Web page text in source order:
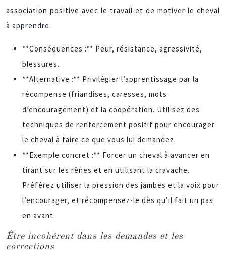
association positive avec le travail et de motiver le cheval
à apprendre.
**Conséquences :** Peur, résistance, agressivité,
blessures.
**Alternative :** Privilégier l’apprentissage par la
récompense (friandises, caresses, mots
d’encouragement) et la coopération. Utilisez des
techniques de renforcement positif pour encourager
le cheval à faire ce que vous lui demandez.
**Exemple concret :** Forcer un cheval à avancer en
tirant sur les rênes et en utilisant la cravache.
Préférez utiliser la pression des jambes et la voix pour
l’encourager, et récompensez-le dès qu’il fait un pas
en avant.
Être incohérent dans les demandes et les
corrections